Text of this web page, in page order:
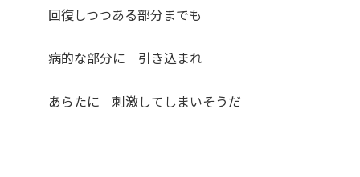
回復しつつある部分までも
病的な部分に 引き込まれ
あらたに 刺激してしまいそうだ